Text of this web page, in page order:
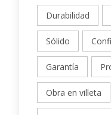
Durabilidad
Sólido
Garantía
Obra en villeta